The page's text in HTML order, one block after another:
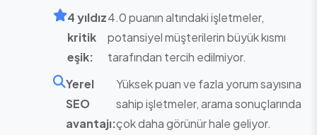
4 yıldız
kritik
eşik:
4.0 puanın altındaki işletmeler,
potansiyel müşterilerin büyük kısmı
tarafından tercih edilmiyor.
Yerel
SEO
avantajı:
Yüksek puan ve fazla yorum sayısına
sahip işletmeler, arama sonuçlarında
çok daha görünür hale geliyor.